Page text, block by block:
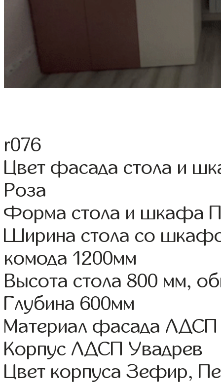
r076
Цвет фасада стола и
Роза
Форма стола и шкафа
Ширина стола со
комода 1200мм
Высота стола 800 мм,
Глубина 600мм
Материал фасада ЛДСП
Корпус ЛДСП Увадрев
Цвет корпуса Зефир,